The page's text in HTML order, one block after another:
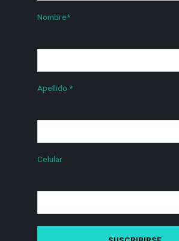
Nombre*
Apellido*
Celular